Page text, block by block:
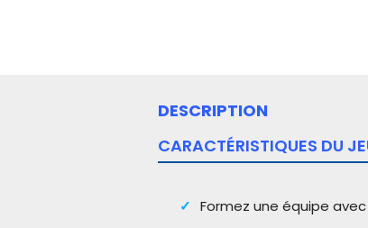
DESCRIPTION
CARACTÉRISTIQUES DU
Formez une équipe